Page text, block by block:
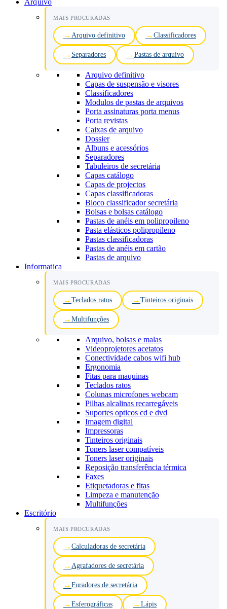
Arquivo
MAIS PROCURADAS
Arquivo definitivo Classificadores
Separadores Pastas de arquivo
Arquivo definitivo
Capas de suspensão e visores
Classificadores
Modulos de pastas de arquivos
Porta assinaturas porta menus
Porta revistas
Caixas de arquivo
Dossier
Albuns e acessórios
Separadores
Tabuleiros de secretária
Capas catálogo
Capas de projectos
Capas classificadoras
Bloco classificador secretária
Bolsas e bolsas catálogo
Pastas de anéis em polipropileno
Pasta elásticos polipropileno
Pastas classificadoras
Pastas de anéis em cartão
Pastas de arquivo
Informatica
MAIS PROCURADAS
Teclados ratos Tinteiros originais
Multifunções
Arquivo, bolsas e malas
Videoprojetores acetatos
Conectividade cabos wifi hub
Ergonomia
Fitas para maquinas
Teclados ratos
Colunas microfones webcam
Pilhas alcalinas recarregáveis
Suportes opticos cd e dvd
Imagem digital
Impressoras
Tinteiros originais
Toners laser compatíveis
Toners laser originais
Reposição transferência térmica
Faxes
Etiquetadoras e fitas
Limpeza e manutenção
Multifunções
Escritório
MAIS PROCURADAS
Calculadoras de secretária
Agrafadores de secretária
Furadores de secretária
Esferográficas Lápis